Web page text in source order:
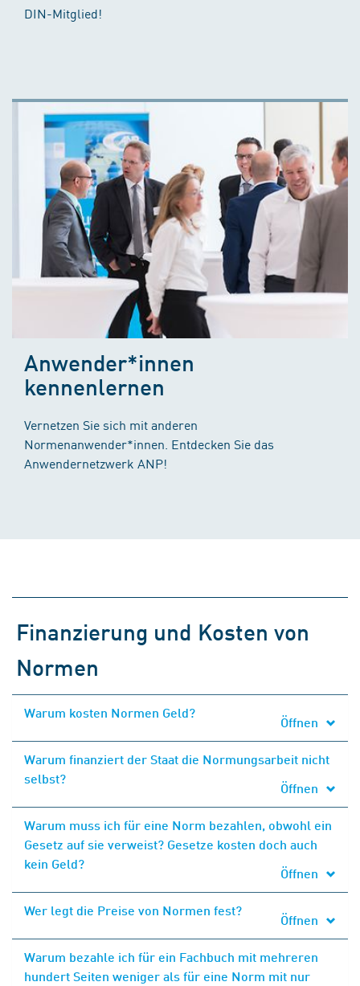
DIN-Mitglied!
Anwender*innen
kennenlernen
Vernetzen Sie sich mit anderen
Normenanwender*innen. Entdecken Sie das
Anwendernetzwerk ANP!
Finanzierung und Kosten von
Normen
Warum kosten Normen Geld?
Öffnen
Warum finanziert der Staat die Normungsarbeit nicht
selbst?
Öffnen
Warum muss ich für eine Norm bezahlen, obwohl ein
Gesetz auf sie verweist? Gesetze kosten doch auch
kein Geld?
Öffnen
Wer legt die Preise von Normen fest?
Öffnen
Warum bezahle ich für ein Fachbuch mit mehreren
hundert Seiten weniger als für eine Norm mit nur